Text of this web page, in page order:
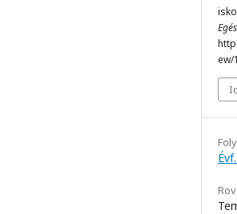
ew/